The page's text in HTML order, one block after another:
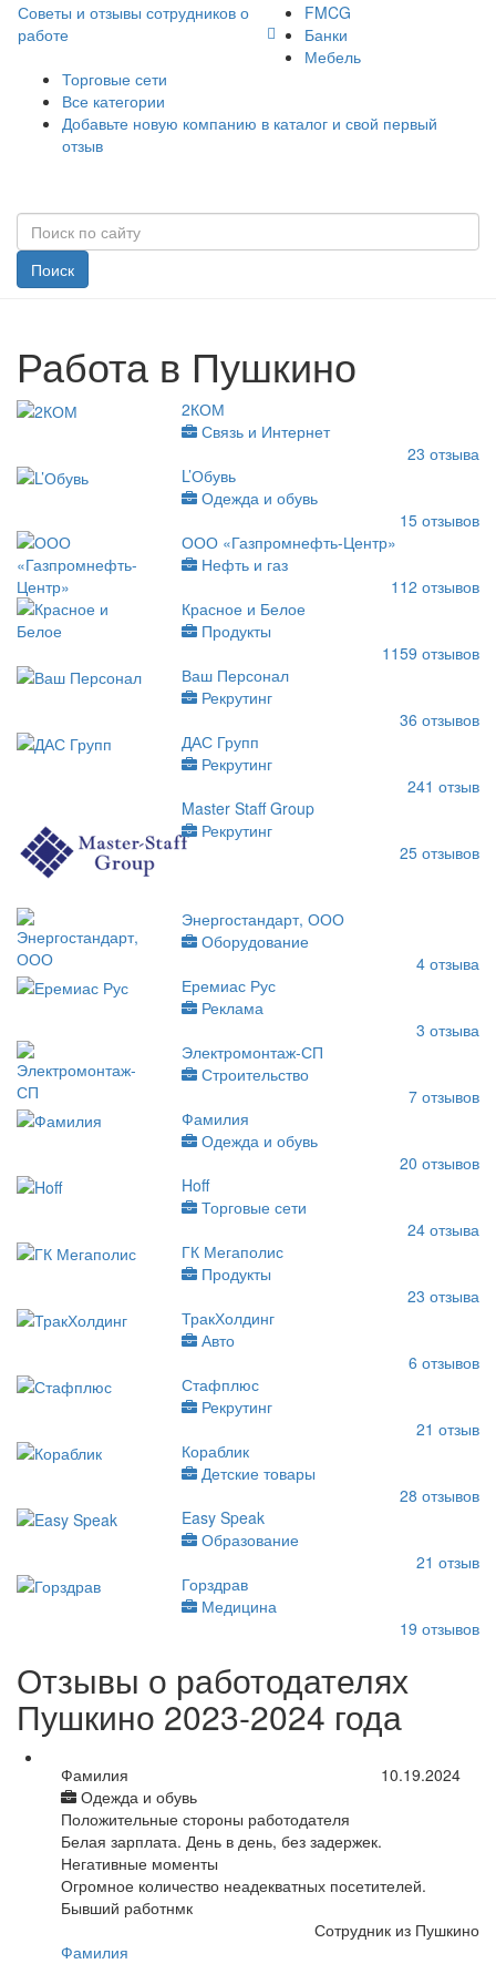
Советы и отзывы сотрудников о
работе
FMCG
Банки
Мебель
Торговые сети
Все категории
Добавьте новую компанию в каталог и свой первый
отзыв
Поиск
Работа в Пушкино
2КОМ
Связь и Интернет
23 отзыва
L’Обувь
Одежда и обувь
15 отзывов
ООО «Газпромнефть-Центр»
Нефть и газ
112 отзывов
Красное и Белое
Продукты
1159 отзывов
Ваш Персонал
Рекрутинг
36 отзывов
ДАС Групп
Рекрутинг
241 отзыв
Master Staff Group
Рекрутинг
25 отзывов
Энергостандарт, ООО
Оборудование
4 отзыва
Еремиас Рус
Реклама
3 отзыва
Электромонтаж-СП
Строительство
7 отзывов
Фамилия
Одежда и обувь
20 отзывов
Hoff
Торговые сети
24 отзыва
ГК Мегаполис
Продукты
23 отзыва
ТракХолдинг
Авто
6 отзывов
Стафплюс
Рекрутинг
21 отзыв
Кораблик
Детские товары
28 отзывов
Easy Speak
Образование
21 отзыв
Горздрав
Медицина
19 отзывов
Отзывы о работодателях
Пушкино 2023-2024 года
Фамилия
Одежда и обувь
10.19.2024
Положительные стороны работодателя
Белая зарплата. День в день, без задержек.
Негативные моменты
Огромное количество неадекватных посетителей.
Бывший работнмк
Сотрудник из Пушкино
Фамилия